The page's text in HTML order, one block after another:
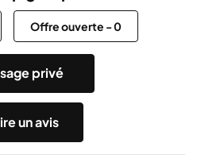
Offre ouverte -0
privé
un avis